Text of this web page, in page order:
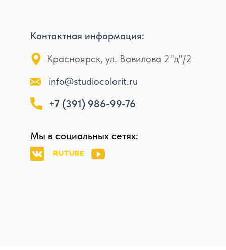
Контактная информация:
Красноярск, ул. Вавилова 2"д"/2
info@studiocolorit.ru
+7 (391) 986-99-76
Мы в социальных сетях: